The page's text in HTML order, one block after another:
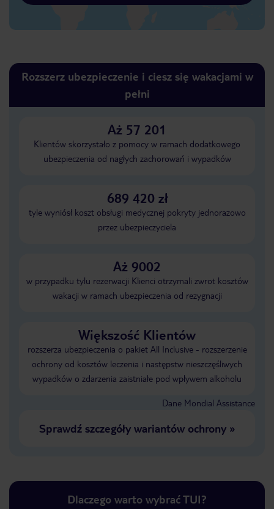
Rozszerz ubezpieczenie i ciesz się wakacjami w
pełni
Aż 57 201
Klientów skorzystało z pomocy w ramach dodatkowego
ubezpieczenia od nagłych zachorowań i wypadków
689 420 zł
tyle wyniósł koszt obsługi medycznej pokryty jednorazowo
przez ubezpieczyciela
Aż 9002
w przypadku tylu rezerwacji Klienci otrzymali zwrot kosztów
wakacji w ramach ubezpieczenia od rezygnacji
Większość Klientów
rozszerza ubezpieczenia o pakiet All Inclusive - rozszerzenie
ochrony od kosztów leczenia i następstw nieszczęśliwych
wypadków o zdarzenia zaistniałe pod wpływem alkoholu
Dane Mondial Assistance
Sprawdź szczegóły wariantów ochrony»
Dlaczego warto wybrać TUI?